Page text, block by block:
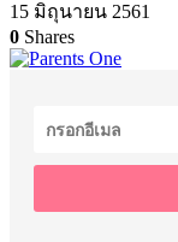
15 มิถุนายน 2561
0 Shares